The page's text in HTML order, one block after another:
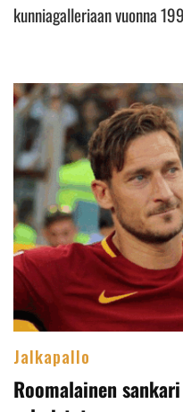
kunniagalleriaan vuonna
Jalkapallo
Roomalainen